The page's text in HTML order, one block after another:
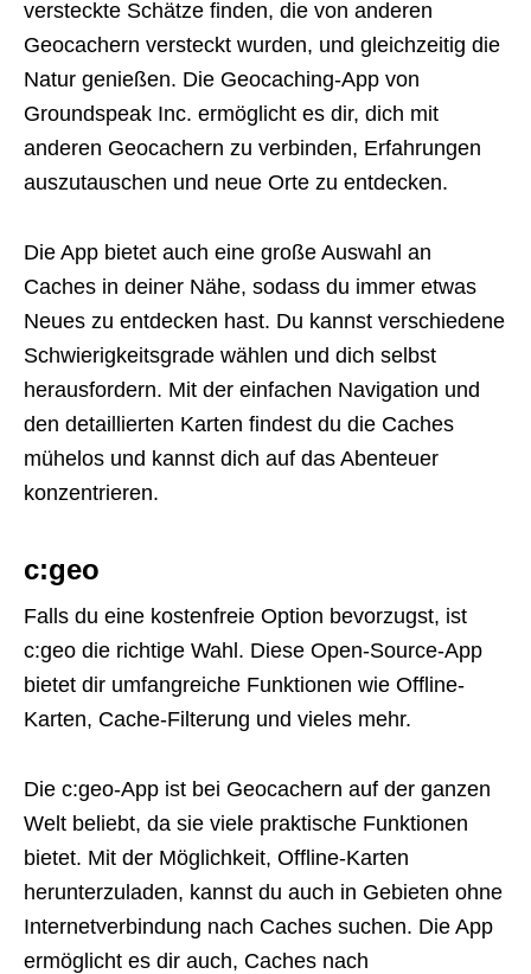
versteckte Schätze finden, die von anderen
Geocachern versteckt wurden, und gleichzeitig die
Natur genießen. Die Geocaching-App von
Groundspeak Inc. ermöglicht es dir, dich mit
anderen Geocachern zu verbinden, Erfahrungen
auszutauschen und neue Orte zu entdecken.
Die App bietet auch eine große Auswahl an
Caches in deiner Nähe, sodass du immer etwas
Neues zu entdecken hast. Du kannst verschiedene
Schwierigkeitsgrade wählen und dich selbst
herausfordern. Mit der einfachen Navigation und
den detaillierten Karten findest du die Caches
mühelos und kannst dich auf das Abenteuer
konzentrieren.
c:geo
Falls du eine kostenfreie Option bevorzugst, ist
c:geo die richtige Wahl. Diese Open-Source-App
bietet dir umfangreiche Funktionen wie Offline-
Karten, Cache-Filterung und vieles mehr.
Die c:geo-App ist bei Geocachern auf der ganzen
Welt beliebt, da sie viele praktische Funktionen
bietet. Mit der Möglichkeit, Offline-Karten
herunterzuladen, kannst du auch in Gebieten ohne
Internetverbindung nach Caches suchen. Die App
ermöglicht es dir auch, Caches nach